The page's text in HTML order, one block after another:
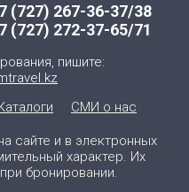
(727) 267-36-37/38
(727) 272-37-65/71
пишите:
СМИ о нас
сайте и в электронных
характер. Их
бронировании.